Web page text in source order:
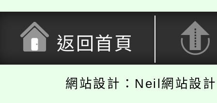
返回首頁
網站設計：Neil網站設